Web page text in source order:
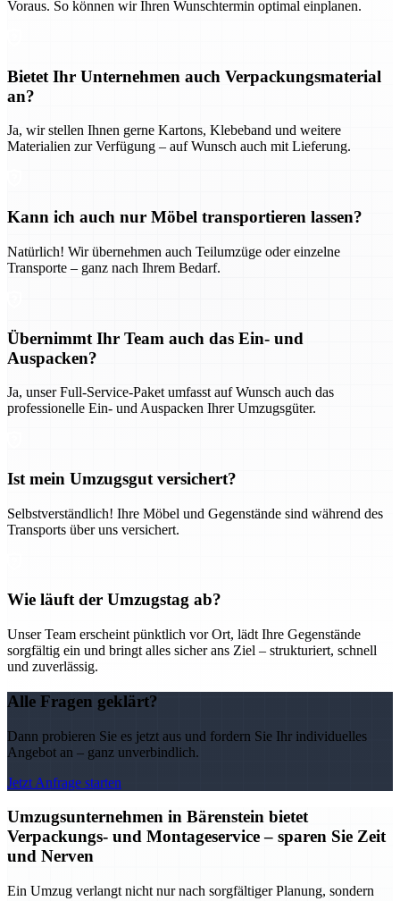
Voraus. So können wir Ihren Wunschtermin optimal einplanen.
Bietet Ihr Unternehmen auch Verpackungsmaterial
an?
Ja, wir stellen Ihnen gerne Kartons, Klebeband und weitere
Materialien zur Verfügung – auf Wunsch auch mit Lieferung.
Kann ich auch nur Möbel transportieren lassen?
Natürlich! Wir übernehmen auch Teilumzüge oder einzelne
Transporte – ganz nach Ihrem Bedarf.
Übernimmt Ihr Team auch das Ein- und
Auspacken?
Ja, unser Full-Service-Paket umfasst auf Wunsch auch das
professionelle Ein- und Auspacken Ihrer Umzugsgüter.
Ist mein Umzugsgut versichert?
Selbstverständlich! Ihre Möbel und Gegenstände sind während des
Transports über uns versichert.
Wie läuft der Umzugstag ab?
Unser Team erscheint pünktlich vor Ort, lädt Ihre Gegenstände
sorgfältig ein und bringt alles sicher ans Ziel – strukturiert, schnell
und zuverlässig.
Alle Fragen geklärt?
Dann probieren Sie es jetzt aus und fordern Sie Ihr individuelles
Angebot an – ganz unverbindlich.
Jetzt Anfrage starten
Umzugsunternehmen in Bärenstein bietet
Verpackungs- und Montageservice – sparen Sie Zeit
und Nerven
Ein Umzug verlangt nicht nur nach sorgfältiger Planung, sondern